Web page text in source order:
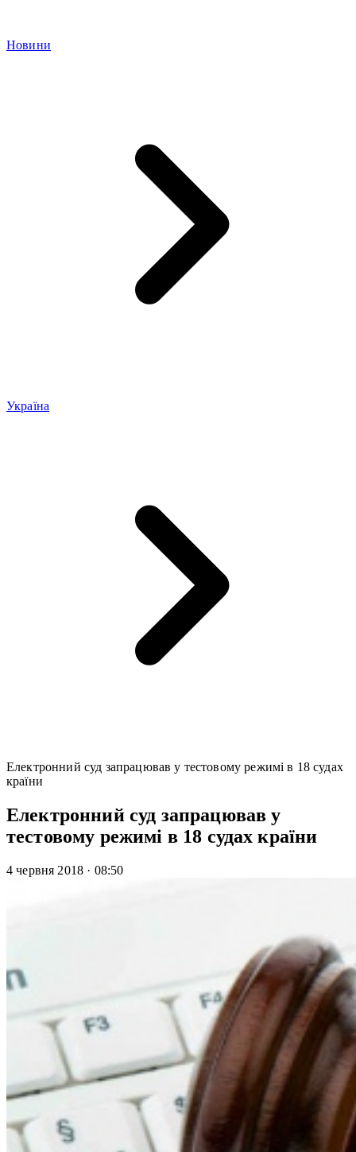
Новини
Україна
Електронний суд запрацював у тестовому режимі в 18 судах
країни
Електронний суд запрацював у
тестовому режимі в 18 судах країни
4 червня 2018 · 08:50